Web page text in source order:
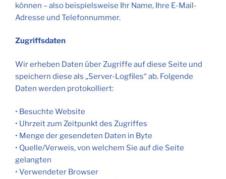
können – also beispielsweise Ihr Name, Ihre E-Mail-
Adresse und Telefonnummer.
Zugriffsdaten
Wir erheben Daten über Zugriffe auf diese Seite und
speichern diese als „Server-Logfiles“ ab. Folgende
Daten werden protokolliert:
• Besuchte Website
• Uhrzeit zum Zeitpunkt des Zugriffes
• Menge der gesendeten Daten in Byte
• Quelle/Verweis, von welchem Sie auf die Seite
gelangten
• Verwendeter Browser